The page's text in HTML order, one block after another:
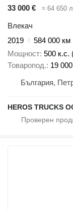
33 000 €
≈ 64 650
Влекач
2019
584 000 км
Мощност 500 к.с.
Товаропод. 19 000
България,
HEROS TRUCKS